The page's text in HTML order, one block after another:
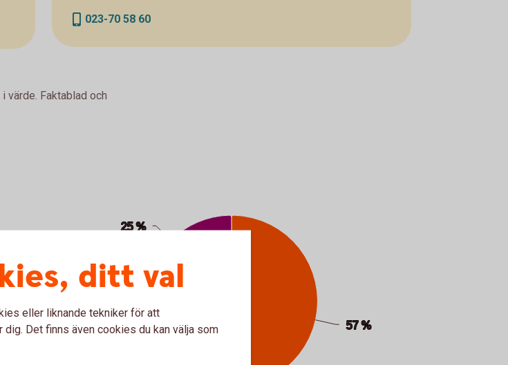
023-70 58 60
värde. Faktablad och
och
som
57 %
57 %
25 %
25 %
ditt val
eller liknande tekniker för att
Det finns även cookies du kan välja som